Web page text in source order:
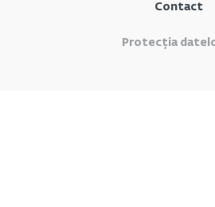
Contact
Protecția